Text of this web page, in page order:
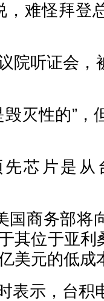
，难怪拜登
院听证会，
灭性的”，
先芯片是
国商务部将
其位于亚利
美元的低成
表示，台积